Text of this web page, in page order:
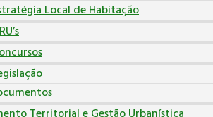
Local de Habitação